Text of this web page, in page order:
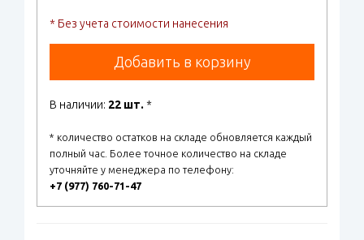
* Без учета стоимости нанесения
Добавить в корзину
В наличии: 22 шт. *
* количество остатков на складе обновляется каждый
полный час. Более точное количество на складе
уточняйте у менеджера по телефону:
+7 (977) 760-71-47